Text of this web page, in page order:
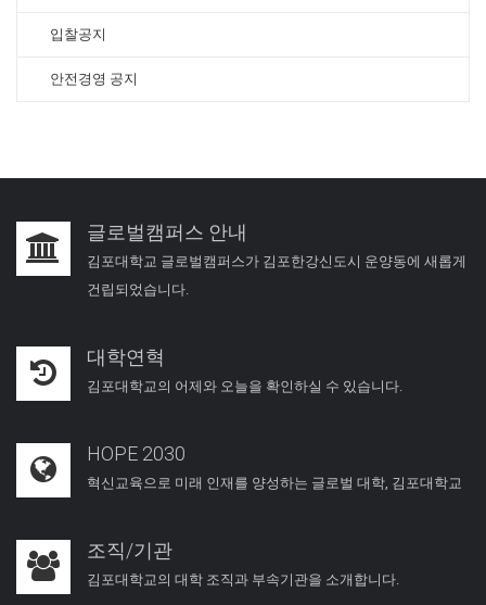
입찰공지
안전경영 공지
글로벌캠퍼스 안내
김포대학교 글로벌캠퍼스가 김포한강신도시 운양동에 새롭게
건립되었습니다.
대학연혁
김포대학교의 어제와 오늘을 확인하실 수 있습니다.
HOPE 2030
혁신교육으로 미래 인재를 양성하는 글로벌 대학, 김포대학교
조직/기관
김포대학교의 대학 조직과 부속기관을 소개합니다.